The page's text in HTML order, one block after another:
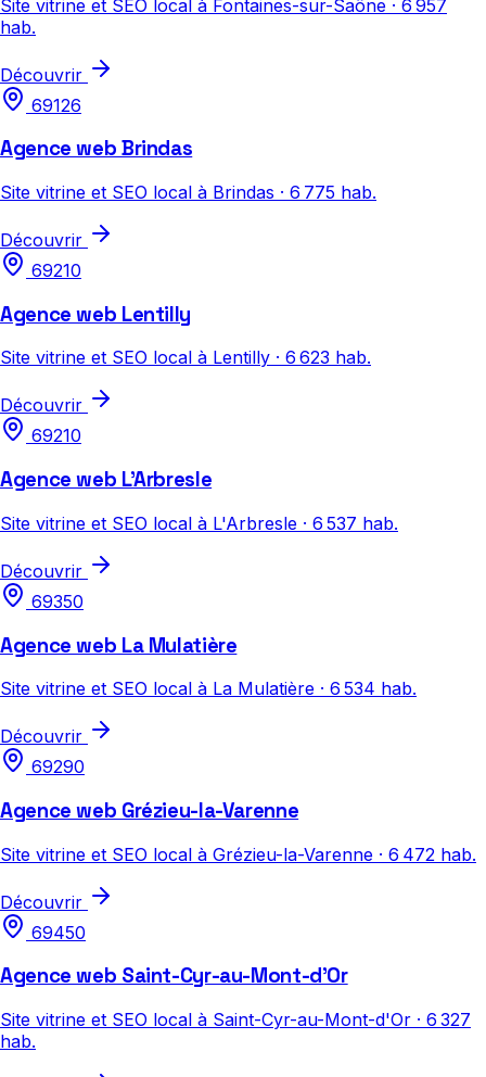
Site vitrine et SEO local à Fontaines-sur-Saône · 6 957
hab.
Découvrir
69126
Agence web Brindas
Site vitrine et SEO local à Brindas · 6 775 hab.
Découvrir
69210
Agence web Lentilly
Site vitrine et SEO local à Lentilly · 6 623 hab.
Découvrir
69210
Agence web L'Arbresle
Site vitrine et SEO local à L'Arbresle · 6 537 hab.
Découvrir
69350
Agence web La Mulatière
Site vitrine et SEO local à La Mulatière · 6 534 hab.
Découvrir
69290
Agence web Grézieu-la-Varenne
Site vitrine et SEO local à Grézieu-la-Varenne · 6 472 hab.
Découvrir
69450
Agence web Saint-Cyr-au-Mont-d'Or
Site vitrine et SEO local à Saint-Cyr-au-Mont-d'Or · 6 327
hab.